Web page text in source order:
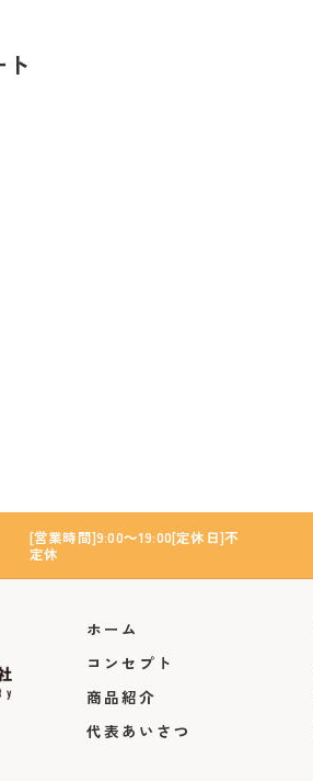
[営業時間]9:00～19:00[定休日]不
定休
ホーム
コンセプト
商品紹介
代表あいさつ